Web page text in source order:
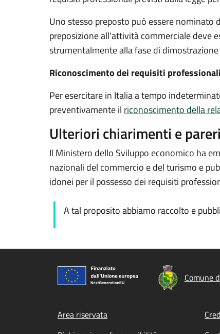
Uno stesso preposto può essere
preposizione all'attività commerciale deve
strumentalmente alla fase di
Riconoscimento dei requisiti
Per esercitare in Italia a tempo
preventivamente il riconoscimento della
Ulteriori chiarimenti e
Il Ministero dello Sviluppo economico ha
nazionali del commercio e del turismo e
idonei per il possesso dei requisiti
A tal proposito abbiamo raccolto e
Comune
Footer menu
Area riservata